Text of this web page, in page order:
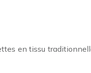
en tissu